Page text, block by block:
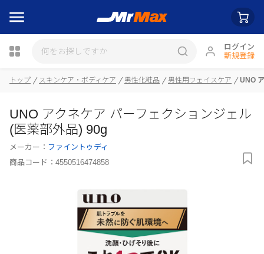
ログイン
新規登録
トップ スキンケア・ボディケア 男性化粧品 男性用フェイスケア UNO
UNO アクネケア パーフェクションジェル
(医薬部外品) 90g
メーカー： ファイントゥディ
商品コード： 4550516474858